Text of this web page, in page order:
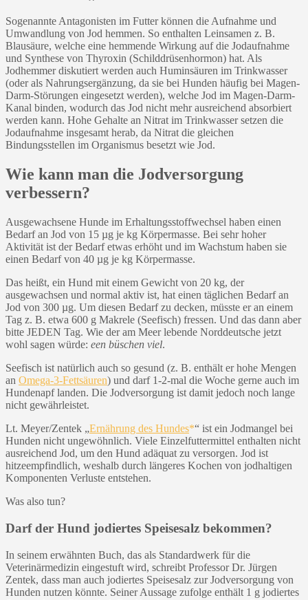
Sogenannte Antagonisten im Futter können die Aufnahme und
Umwandlung von Jod hemmen. So enthalten Leinsamen z. B.
Blausäure, welche eine hemmende Wirkung auf die Jodaufnahme
und Synthese von Thyroxin (Schilddrüsenhormon) hat. Als
Jodhemmer diskutiert werden auch Huminsäuren im Trinkwasser
(oder als Nahrungsergänzung, da sie bei Hunden häufig bei Magen-
Darm-Störungen eingesetzt werden), welche Jod im Magen-Darm-
Kanal binden, wodurch das Jod nicht mehr ausreichend absorbiert
werden kann. Hohe Gehalte an Nitrat im Trinkwasser setzen die
Jodaufnahme insgesamt herab, da Nitrat die gleichen
Bindungsstellen im Organismus besetzt wie Jod.
Wie kann man die Jodversorgung
verbessern?
Ausgewachsene Hunde im Erhaltungsstoffwechsel haben einen
Bedarf an Jod von 15 µg je kg Körpermasse. Bei sehr hoher
Aktivität ist der Bedarf etwas erhöht und im Wachstum haben sie
einen Bedarf von 40 µg je kg Körpermasse.
Das heißt, ein Hund mit einem Gewicht von 20 kg, der
ausgewachsen und normal aktiv ist, hat einen täglichen Bedarf an
Jod von 300 µg. Um diesen Bedarf zu decken, müsste er an einem
Tag z. B. etwa 600 g Makrele (Seefisch) fressen. Und das dann aber
bitte JEDEN Tag. Wie der am Meer lebende Norddeutsche jetzt
wohl sagen würde: een büschen viel.
Seefisch ist natürlich auch so gesund (z. B. enthält er hohe Mengen
an Omega-3-Fettsäuren) und darf 1-2-mal die Woche gerne auch im
Hundenapf landen. Die Jodversorgung ist damit jedoch noch lange
nicht gewährleistet.
Lt. Meyer/Zentek „Ernährung des Hundes “ ist ein Jodmangel bei
Hunden nicht ungewöhnlich. Viele Einzelfuttermittel enthalten nicht
ausreichend Jod, um den Hund adäquat zu versorgen. Jod ist
hitzeempfindlich, weshalb durch längeres Kochen von jodhaltigen
Komponenten Verluste entstehen.
Was also tun?
Darf der Hund jodiertes Speisesalz bekommen?
In seinem erwähnten Buch, das als Standardwerk für die
Veterinärmedizin eingestuft wird, schreibt Professor Dr. Jürgen
Zentek, dass man auch jodiertes Speisesalz zur Jodversorgung von
Hunden nutzen könnte. Seiner Aussage zufolge enthält 1 g jodiertes